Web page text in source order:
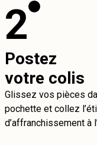
2
Postez
votre colis
Glissez vos pièces
pochette et collez
d’affranchissement à